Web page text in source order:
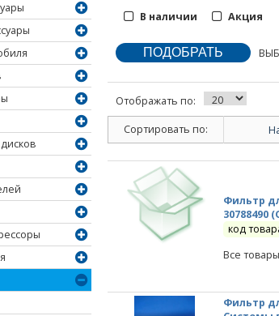
В наличии
Акция
Отображать по:
Сортировать по:
Фильтр
30788490
код
Все
Фильтр